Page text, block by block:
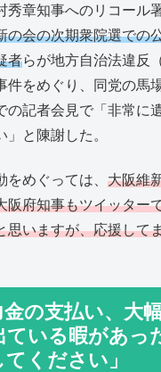
秀章知事へのリコール
の会の次期衆院選での
者らが地方自治法違反
件をめぐり、同党の馬
の記者会見で「非常に
」と陳謝した。
をめぐっては、 大阪維
阪府知事もツイッター
思いますが、応援して
金の支払い、大
ている暇があっ
ください」